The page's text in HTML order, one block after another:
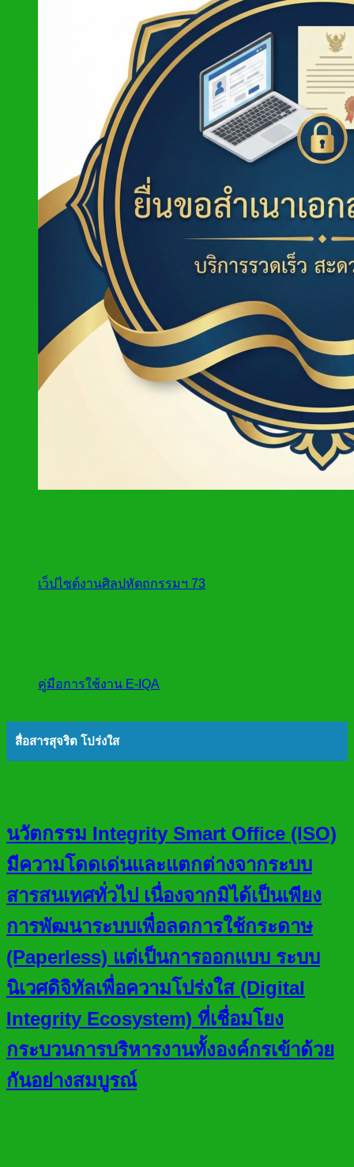
เว็ปไซต์งานศิลปหัตถกรรมฯ 73
คู่มือการใช้งาน E-IQA
สื่อสารสุจริต โปร่งใส
นวัตกรรม Integrity Smart Office (ISO)
มีความโดดเด่นและแตกต่างจากระบบ
สารสนเทศทั่วไป เนื่องจากมิได้เป็นเพียง
การพัฒนาระบบเพื่อลดการใช้กระดาษ
(Paperless) แต่เป็นการออกแบบ ระบบ
นิเวศดิจิทัลเพื่อความโปร่งใส (Digital
Integrity Ecosystem) ที่เชื่อมโยง
กระบวนการบริหารงานทั้งองค์กรเข้าด้วย
กันอย่างสมบูรณ์